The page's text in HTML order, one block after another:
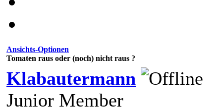
Ansichts-Optionen
Tomaten raus oder (noch) nicht raus ?
Klabautermann
Junior Member